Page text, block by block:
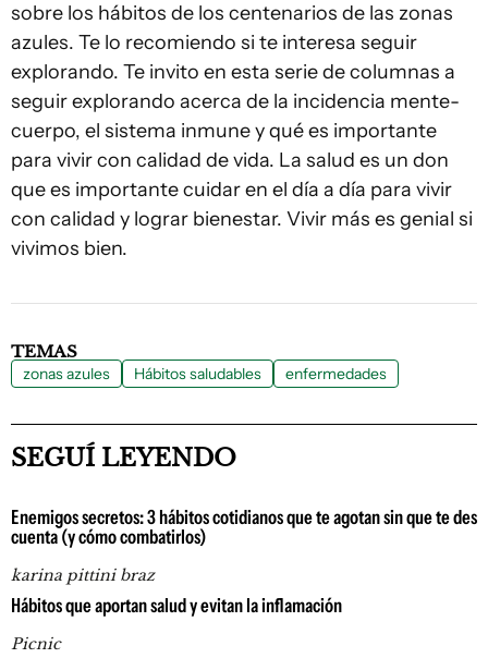
sobre los hábitos de los centenarios de las zonas
azules. Te lo recomiendo si te interesa seguir
explorando. Te invito en esta serie de columnas a
seguir explorando acerca de la incidencia mente-
cuerpo, el sistema inmune y qué es importante
para vivir con calidad de vida. La salud es un don
que es importante cuidar en el día a día para vivir
con calidad y lograr bienestar. Vivir más es genial si
vivimos bien.
TEMAS
zonas azules Hábitos saludables enfermedades
SEGUÍ LEYENDO
Enemigos secretos: 3 hábitos cotidianos que te agotan sin que te des
cuenta (y cómo combatirlos)
karina pittini braz
Hábitos que aportan salud y evitan la inflamación
Picnic